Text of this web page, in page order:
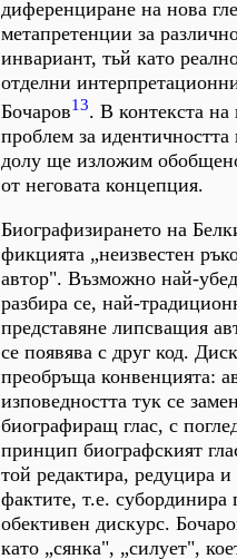
диференциране на нова
метапретенции за
инвариант, тьй като
отделни
Бочаров13. В контекста
проблем за
долу ще изложим
от неговата концепция.
Биографизирането на
фикцията „неизвестен
автор". Възможно най-
разбира се, най-
представяне липсващия
се появява с друг код.
преобръща конвенцията:
изповедността тук се
биографиращ глас, с
принцип биографският
той редактира, редуцира
фактите, т.е. субординира
обективен дискурс.
като „сянка", „силует",